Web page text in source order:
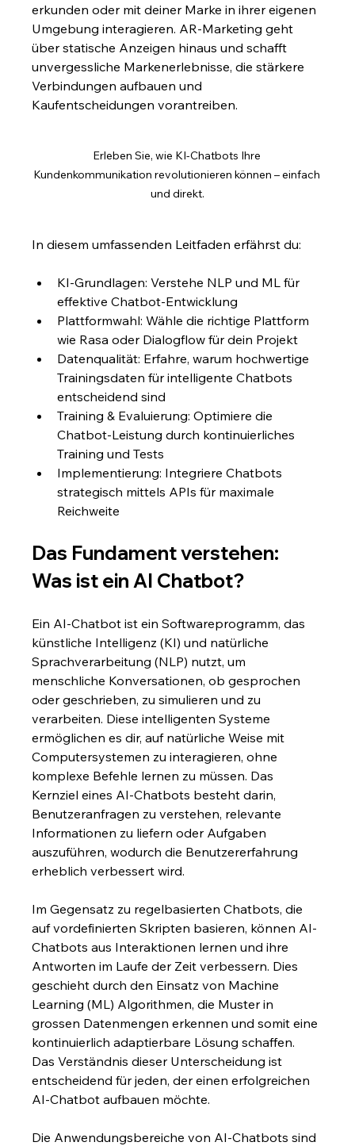
erkunden oder mit deiner Marke in ihrer eigenen
Umgebung interagieren. AR-Marketing geht
über statische Anzeigen hinaus und schafft
unvergessliche Markenerlebnisse, die stärkere
Verbindungen aufbauen und
Kaufentscheidungen vorantreiben.
Erleben Sie, wie KI-Chatbots Ihre
Kundenkommunikation revolutionieren können – einfach
und direkt.
In diesem umfassenden Leitfaden erfährst du:
KI-Grundlagen: Verstehe NLP und ML für
effektive Chatbot-Entwicklung
Plattformwahl: Wähle die richtige Plattform
wie Rasa oder Dialogflow für dein Projekt
Datenqualität: Erfahre, warum hochwertige
Trainingsdaten für intelligente Chatbots
entscheidend sind
Training & Evaluierung: Optimiere die
Chatbot-Leistung durch kontinuierliches
Training und Tests
Implementierung: Integriere Chatbots
strategisch mittels APIs für maximale
Reichweite
Das Fundament verstehen:
Was ist ein AI Chatbot?
Ein AI-Chatbot ist ein Softwareprogramm, das
künstliche Intelligenz (KI) und natürliche
Sprachverarbeitung (NLP) nutzt, um
menschliche Konversationen, ob gesprochen
oder geschrieben, zu simulieren und zu
verarbeiten. Diese intelligenten Systeme
ermöglichen es dir, auf natürliche Weise mit
Computersystemen zu interagieren, ohne
komplexe Befehle lernen zu müssen. Das
Kernziel eines AI-Chatbots besteht darin,
Benutzeranfragen zu verstehen, relevante
Informationen zu liefern oder Aufgaben
auszuführen, wodurch die Benutzererfahrung
erheblich verbessert wird.
Im Gegensatz zu regelbasierten Chatbots, die
auf vordefinierten Skripten basieren, können AI-
Chatbots aus Interaktionen lernen und ihre
Antworten im Laufe der Zeit verbessern. Dies
geschieht durch den Einsatz von Machine
Learning (ML) Algorithmen, die Muster in
grossen Datenmengen erkennen und somit eine
kontinuierlich adaptierbare Lösung schaffen.
Das Verständnis dieser Unterscheidung ist
entscheidend für jeden, der einen erfolgreichen
AI-Chatbot aufbauen möchte.
Die Anwendungsbereiche von AI-Chatbots sind